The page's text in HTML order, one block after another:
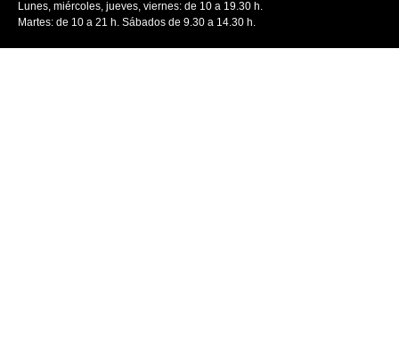
Lunes, miércoles, jueves, viernes: de 10 a 19.30 h.
Martes: de 10 a 21 h. Sábados de 9.30 a 14.30 h.